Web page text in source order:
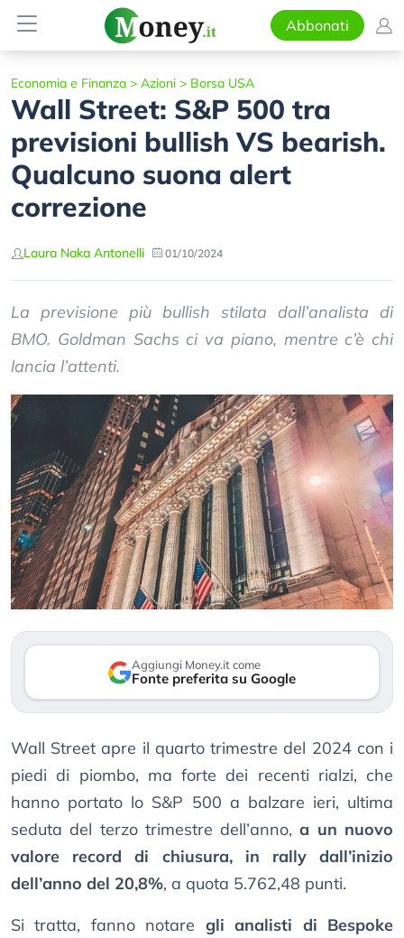
Abbonati
Economia e Finanza > Azioni > Borsa USA
Wall Street: S&P 500 tra
previsioni bullish VS bearish.
Qualcuno suona alert
correzione
Laura Naka Antonelli 01/10/2024
La previsione più bullish stilata dall’analista di
BMO. Goldman Sachs ci va piano, mentre c’è chi
lancia l’attenti.
Aggiungi Money.it come
Fonte preferita su Google
Wall Street apre il quarto trimestre del 2024 con i
piedi di piombo, ma forte dei recenti rialzi, che
hanno portato lo S&P 500 a balzare ieri, ultima
seduta del terzo trimestre dell’anno,a un nuovo
valore record di chiusura, in rally dall’inizio
dell’anno del 20,8%, a quota 5.762,48 punti.
Si tratta, fanno notare gli analisti di Bespoke